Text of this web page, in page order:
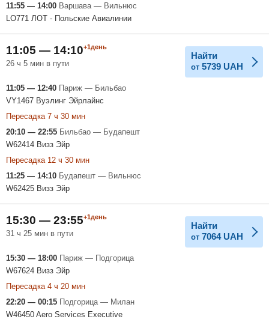
11:55 — 14:00 Варшава — Вильнюс
LO771 ЛОТ - Польские Авиалинии
11:05 — 14:10+1день
26 ч 5 мин в пути
Найти
от 5739 UAH
11:05 — 12:40 Париж — Бильбао
VY1467 Вуэлинг Эйрлайнс
Пересадка 7 ч 30 мин
20:10 — 22:55 Бильбао — Будапешт
W62414 Визз Эйр
Пересадка 12 ч 30 мин
11:25 — 14:10 Будапешт — Вильнюс
W62425 Визз Эйр
15:30 — 23:55+1день
31 ч 25 мин в пути
Найти
от 7064 UAH
15:30 — 18:00 Париж — Подгорица
W67624 Визз Эйр
Пересадка 4 ч 20 мин
22:20 — 00:15 Подгорица — Милан
W46450 Aero Services Executive